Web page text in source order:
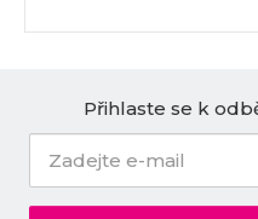
Přihlaste se k